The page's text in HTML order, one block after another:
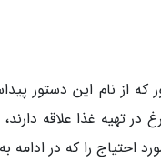
از نام این دستور
در تهیه غذا علاقه
احتیاج را که در ادامه به